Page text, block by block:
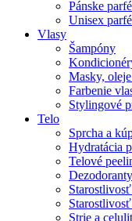
Pánske
Unisex
Vlasy
Šampóny
Masky,
Farbenie
Stylingové
Telo
Sprcha a
Hydratácia
Telové
Strie a